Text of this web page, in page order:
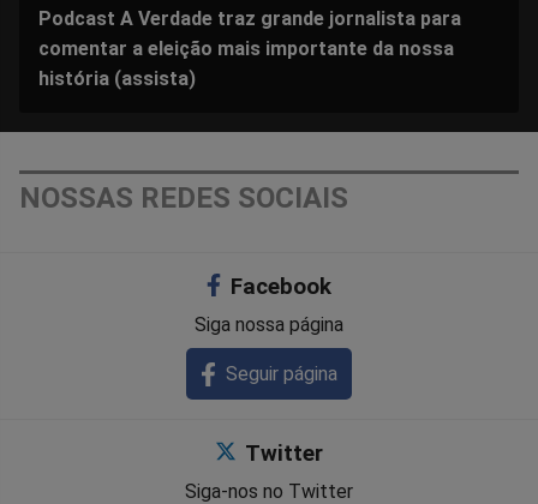
Podcast A Verdade traz grande jornalista para
comentar a eleição mais importante da nossa
história (assista)
NOSSAS REDES SOCIAIS
Facebook
Siga nossa página
Seguir página
Twitter
Siga-nos no Twitter